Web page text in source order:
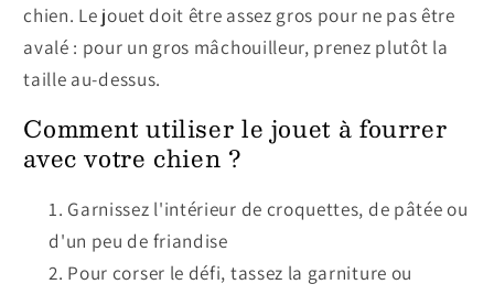
chien. Le jouet doit être assez gros pour ne pas être
avalé : pour un gros mâchouilleur, prenez plutôt la
taille au-dessus.
Comment utiliser le jouet à fourrer
avec votre chien ?
Garnissez l'intérieur de croquettes, de pâtée ou
d'un peu de friandise
Pour corser le défi, tassez la garniture ou